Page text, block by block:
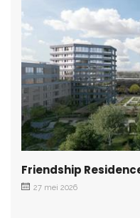
Friendship
27 mei 2026